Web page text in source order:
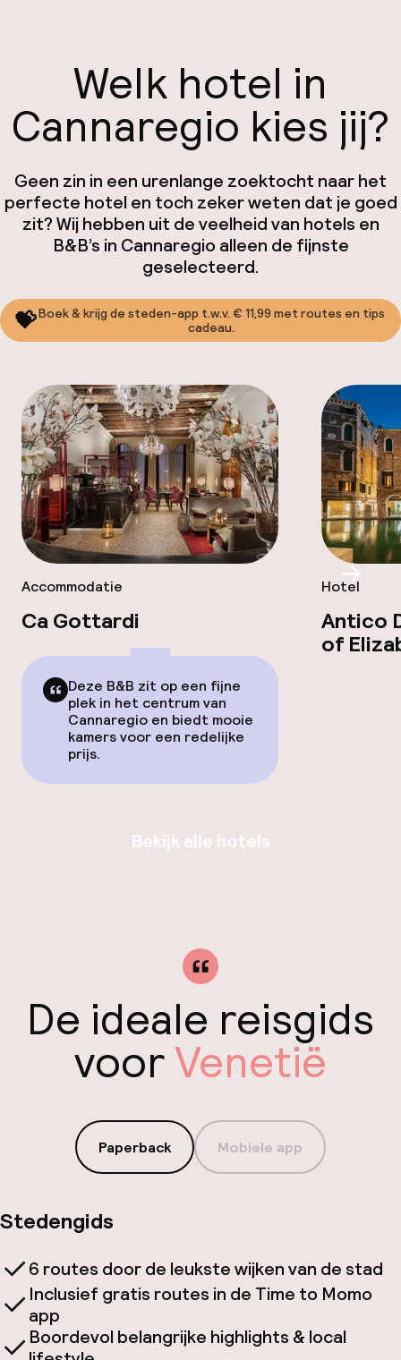
Welk hotel in
Cannaregio kies jij?
Geen zin in een urenlange zoektocht naar het
perfecte hotel en toch zeker weten dat je goed
zit? Wij hebben uit de veelheid van hotels en
B&B’s in Cannaregio alleen de fijnste
geselecteerd.
💝Boek & krijg de steden-app t.w.v. € 11,99 met routes en tips
cadeau.
Accommodatie
Ca Gottardi
Deze B&B zit op een fijne
plek in het centrum van
Cannaregio en biedt mooie
kamers voor een redelijke
prijs.
Hotel
Antico
of
Bekijk alle hotels
De ideale reisgids
voorVenetië
Paperback Mobiele app
Stedengids
6 routes door de leukste wijken van de stad
Inclusief gratis routes in de Time to Momo
app
Boordevol belangrijke highlights & local